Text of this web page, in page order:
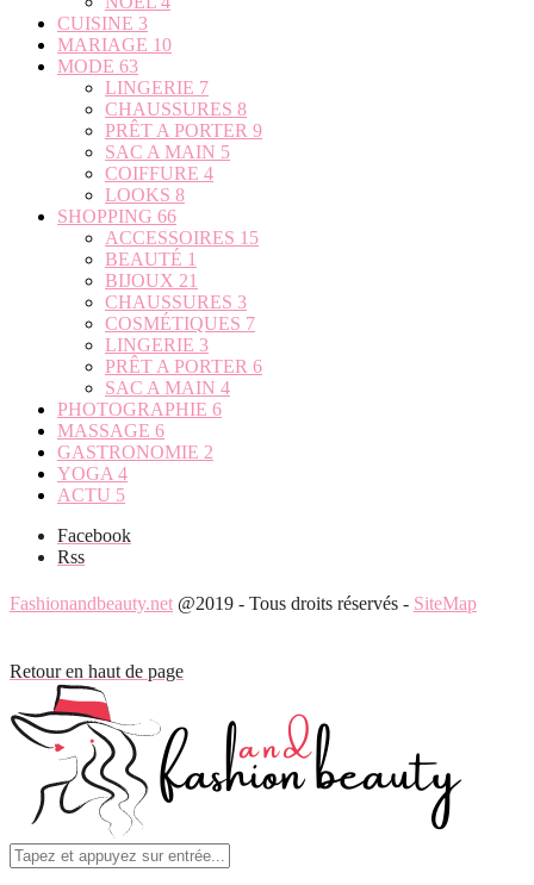
CUISINE 3
MARIAGE 10
MODE 63
LINGERIE 7
CHAUSSURES 8
PRÊT A PORTER 9
SAC A MAIN 5
COIFFURE 4
LOOKS 8
SHOPPING 66
ACCESSOIRES 15
BEAUTÉ 1
BIJOUX 21
CHAUSSURES 3
COSMÉTIQUES 7
LINGERIE 3
PRÊT A PORTER 6
SAC A MAIN 4
PHOTOGRAPHIE 6
MASSAGE 6
GASTRONOMIE 2
YOGA 4
ACTU 5
Facebook
Rss
Fashionandbeauty.net @2019 - Tous droits réservés - SiteMap
Retour en haut de page